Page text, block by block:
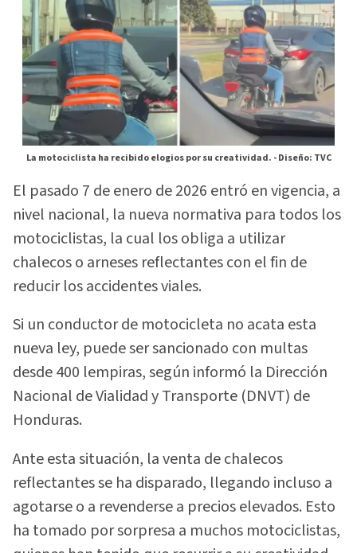
La motociclista ha recibido elogios por su creatividad. -Diseño: TVC
El pasado 7 de enero de 2026 entró en vigencia, a
nivel nacional, la nueva normativa para todos los
motociclistas, la cual los obliga a utilizar
chalecos o arneses reflectantes con el fin de
reducir los accidentes viales.
Si un conductor de motocicleta no acata esta
nueva ley, puede ser sancionado con multas
desde 400 lempiras, según informó la Dirección
Nacional de Vialidad y Transporte (DNVT) de
Honduras.
Ante esta situación, la venta de chalecos
reflectantes se ha disparado, llegando incluso a
agotarse o a revenderse a precios elevados. Esto
ha tomado por sorpresa a muchos motociclistas,